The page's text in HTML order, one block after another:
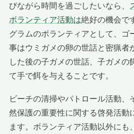
びながら時間を過ごしたいなら、
ボランティア活動は絶好の機会で
グラムのボランティアとして、ゴ
事はウミガメの卵の世話と密猟者
した後の子ガメの世話、子ガメの
て手で餌を与えることです。
ビーチの清掃やパトロール活動、
然保護の重要性に関する啓発活動
ます。ボランティア活動以外にも